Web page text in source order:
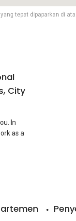
tepat dipaparkan di
City
In
as a
and